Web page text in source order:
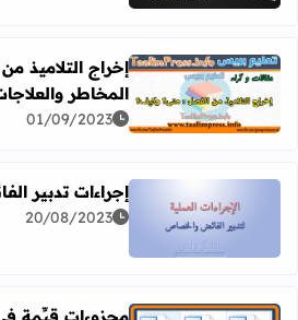
اقرأ المزيد عن إخراج
إخراج التلاميذ
المخاطر
01/09/2023
اقرأ المزيد عن إجراءات تدبير
إجراءات تدبير
20/08/2023